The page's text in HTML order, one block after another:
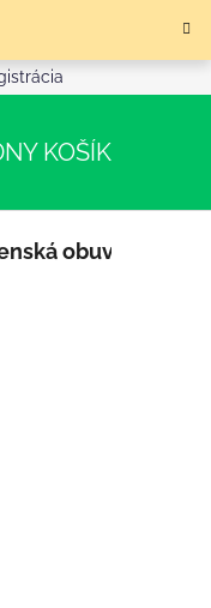
údajov
KOŠÍK
obuv